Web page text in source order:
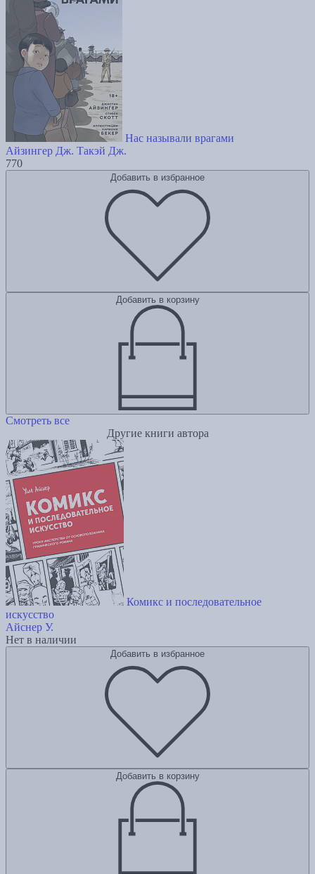
Нас называли врагами
Айзингер Дж. Такэй Дж.
770
Добавить в избранное
Добавить в корзину
Смотреть все
Другие книги автора
Комикс и последовательное
искусство
Айснер У.
Нет в наличии
Добавить в избранное
Добавить в корзину